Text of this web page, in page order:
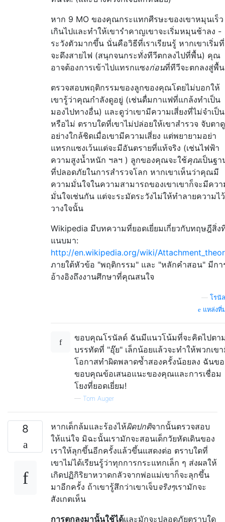
หาก 9 MO ของคุณกระแทกศีรษะของเขาหมุนเร็ว
เกินไปและทำให้เขารำคาญเขาจะเริ่มหมุนช้าลง -
ระวังตัวมากขึ้น นั่นคือวิธีที่เราเรียนรู้ หากเขาเริ่มที่
จะดึงสายไฟ (สนุกจนกระทั่งทีวีตกลงไปที่พื้น) คุณ
อาจต้องการเข้าไปแทรกแซงก่อนที่ทีวีจะตกลงสู่พื้น
ตรวจสอบพฤติกรรมของลูกของคุณโดยไม่บอกให้
เขารู้ว่าคุณกำลังดูอยู่ (เช่นดื่มกาแฟที่แกล้งทำเป็น
มองไปทางอื่น) และดูว่าเขามีความเสี่ยงที่ไม่จำเป็น
หรือไม่ ตราบใดที่เขาไม่ปล่อยให้เขาสำรวจ จับตาดู
อย่างใกล้ชิดเมื่อเขามีความเสี่ยง แต่พยายามอย่า
แทรกแซงเว้นแต่จะมีอันตรายที่แท้จริง (เช่นไฟฟ้า
ความสูงน้ำหนัก ฯลฯ ) ลูกของคุณจะใช้คุณเป็นฐา
ที่ปลอดภัยในการสำรวจโลก หากเขาเห็นว่าคุณมี
ความมั่นใจในความสามารถของเขาเขาก็จะมีคว
มั่นใจเช่นกัน แต่จะระมัดระวังไม่ให้ทำลายความไว้
วางใจนั้น
Wikipedia มีบทความที่ยอดเยี่ยมเกี่ยวกับทฤษฎีสิ่ง
แนบมา:
http://en.wikipedia.org/wiki/
ภายใต้หัวข้อ "พฤติกรรม" และ "หลักคำสอน" มีกา
อ้างอิงถึงงานศึกษาที่คุณสนใจ
โรนั
แหล่งที่
ขอบคุณโรนัลด์ ฉันมีแนวโน้มที่จะคิดไปตา
บรรทัดที่ "อุ๊ย" เล็กน้อยแล้วจะทำให้พวกเข
โอกาสทำผิดพลาดซ้ำสองครั้งน้อยลง ฉันขอ
ขอบคุณข้อเสนอแนะของคุณและการเชื่อม
โยงที่ยอดเยี่ยม!
— Tom Auger
8 หากเด็กล้มและร้องไห้ผิดปกติจากนั้นตรวจสอบ
ให้แน่ใจ มิฉะนั้นเรามักจะสอนเด็กวัยหัดเดินของ
เราให้ลุกขึ้นอีกครั้งแล้วขึ้นแสดงต่อ ตราบใดที่
เขาไม่ได้เรียนรู้ว่าทุกการกระแทกเล็ก ๆ ส่งผลให้
เกิดปฏิกิริยาหวาดกลัวจากพ่อแม่เขาก็จะลุกขึ้น
มาอีกครั้ง ถ้าเขารู้สึกว่าเขาเจ็บจริงๆเรามักจะ
สังเกตเห็น
การตกลงมานั้นใช้ได้และมักจะปลอดภัยตราบใด